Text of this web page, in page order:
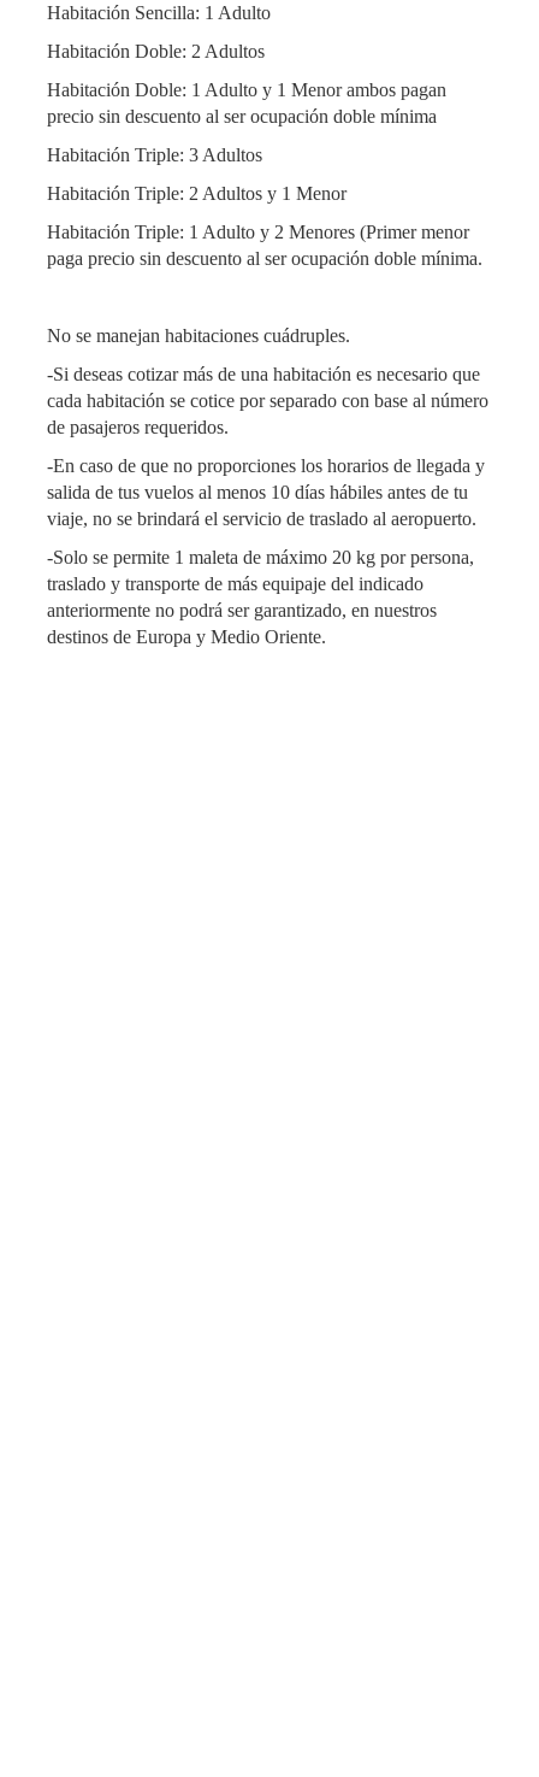
Habitación Sencilla: 1 Adulto
Habitación Doble: 2 Adultos
Habitación Doble: 1 Adulto y 1 Menor ambos pagan
precio sin descuento al ser ocupación doble mínima
Habitación Triple: 3 Adultos
Habitación Triple: 2 Adultos y 1 Menor
Habitación Triple: 1 Adulto y 2 Menores (Primer menor
paga precio sin descuento al ser ocupación doble mínima.
No se manejan habitaciones cuádruples.
-Si deseas cotizar más de una habitación es necesario que
cada habitación se cotice por separado con base al número
de pasajeros requeridos.
-En caso de que no proporciones los horarios de llegada y
salida de tus vuelos al menos 10 días hábiles antes de tu
viaje, no se brindará el servicio de traslado al aeropuerto.
-Solo se permite 1 maleta de máximo 20 kg por persona,
traslado y transporte de más equipaje del indicado
anteriormente no podrá ser garantizado, en nuestros
destinos de Europa y Medio Oriente.